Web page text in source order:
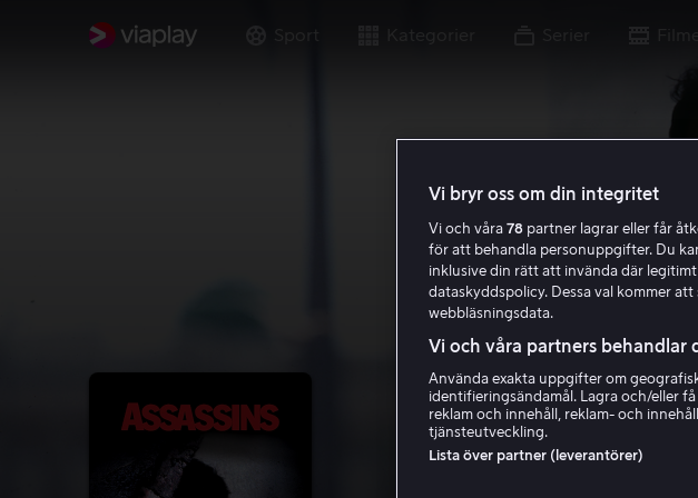
Vi bryr oss om din integritet
Vi och våra 78 partner lagrar eller får
för att behandla personuppgifter. Du
inklusive din rätt att invända där
dataskyddspolicy. Dessa val kommer
webbläsningsdata.
Vi och våra partners behandlar
Använda exakta uppgifter om
identifieringsändamål. Lagra och/eller
reklam och innehåll, reklam- och
tjänsteutveckling.
Lista över partner (leverantörer)